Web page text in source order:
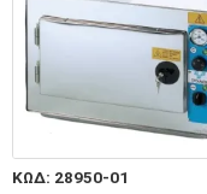
ΚΩΔ: 28950-01